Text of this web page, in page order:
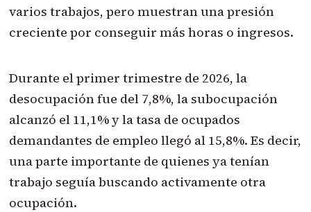
varios trabajos, pero muestran una presión
creciente por conseguir más horas o ingresos.
Durante el primer trimestre de 2026, la
desocupación fue del 7,8%, la subocupación
alcanzó el 11,1% y la tasa de ocupados
demandantes de empleo llegó al 15,8%. Es decir,
una parte importante de quienes ya tenían
trabajo seguía buscando activamente otra
ocupación.